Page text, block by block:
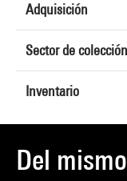
Adquisición
Sector de colección
Inventario
Del